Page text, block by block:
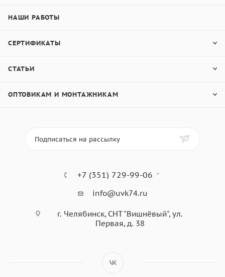
НАШИ РАБОТЫ
СЕРТИФИКАТЫ
СТАТЬИ
ОПТОВИКАМ И МОНТАЖНИКАМ
Подписаться на рассылку
+7 (351) 729-99-06
info@uvk74.ru
г. Челябинск, СНТ "Вишнёвый", ул.
Первая, д. 38